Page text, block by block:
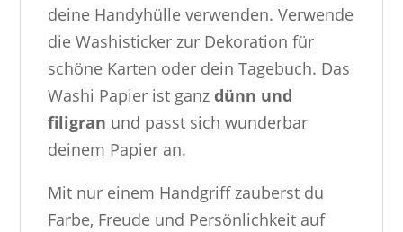
deine Handyhülle verwenden. Verwende
die Washisticker zur Dekoration für
schöne Karten oder dein Tagebuch. Das
Washi Papier ist ganzdünn und
filigran und passt sich wunderbar
deinem Papier an.
Mit nur einem Handgriff zauberst du
Farbe, Freude und Persönlichkeit auf